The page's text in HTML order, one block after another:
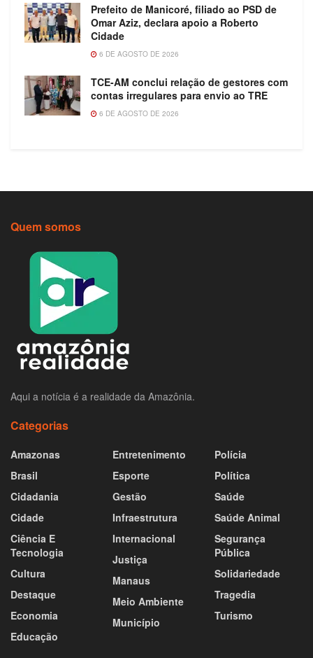
Prefeito de Manicoré, filiado ao PSD de
Omar Aziz, declara apoio a Roberto
Cidade
6 DE AGOSTO DE 2026
TCE-AM conclui relação de gestores com
contas irregulares para envio ao TRE
6 DE AGOSTO DE 2026
Quem somos
Aqui a notícia é a realidade da Amazônia.
Categorias
Amazonas
Brasil
Cidadania
Cidade
Ciência E
Tecnologia
Cultura
Destaque
Economia
Educação
Entretenimento
Esporte
Gestão
Infraestrutura
Internacional
Justiça
Manaus
Meio Ambiente
Município
Polícia
Política
Saúde
Saúde Animal
Segurança
Pública
Solidariedade
Tragedia
Turismo